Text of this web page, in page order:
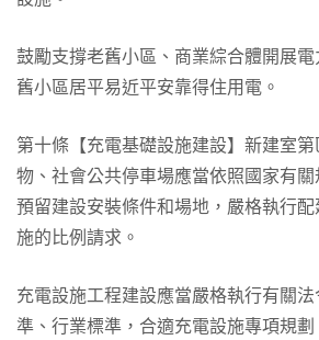
鼓勵支撐老舊小區、商業綜合體開展
舊小區居平易近平安靠得住用電。
第十條【充電基礎設施建設】新建室
物、社會公共停車場應當依照國家有關
預留建設安裝條件和場地，嚴格執行
施的比例請求。
充電設施工程建設應當嚴格執行有關
準、行業標準，合適充電設施專項規劃